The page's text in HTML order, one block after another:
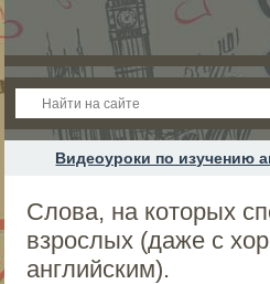
Видеоуроки по изучению
Слова, на которых
взрослых (даже с
английским).